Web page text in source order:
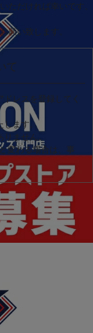
ただければ幸いです。
願い致します。
て
レスを登録してく
します。
ません。
変わる場合は、事